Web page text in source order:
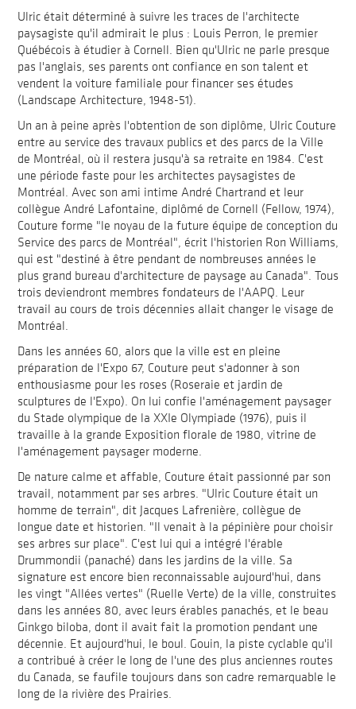
Ulric était déterminé à suivre les traces de l'architecte
paysagiste qu'il admirait le plus : Louis Perron, le premier
Québécois à étudier à Cornell. Bien qu'Ulric ne parle presque
pas l'anglais, ses parents ont confiance en son talent et
vendent la voiture familiale pour financer ses études
(Landscape Architecture, 1948-51).
Un an à peine après l'obtention de son diplôme, Ulric Couture
entre au service des travaux publics et des parcs de la Ville
de Montréal, où il restera jusqu'à sa retraite en 1984. C'est
une période faste pour les architectes paysagistes de
Montréal. Avec son ami intime André Chartrand et leur
collègue André Lafontaine, diplômé de Cornell (Fellow, 1974),
Couture forme "le noyau de la future équipe de conception du
Service des parcs de Montréal", écrit l'historien Ron Williams,
qui est "destiné à être pendant de nombreuses années le
plus grand bureau d'architecture de paysage au Canada". Tous
trois deviendront membres fondateurs de l'AAPQ. Leur
travail au cours de trois décennies allait changer le visage de
Montréal.
Dans les années 60, alors que la ville est en pleine
préparation de l'Expo 67, Couture peut s'adonner à son
enthousiasme pour les roses (Roseraie et jardin de
sculptures de l'Expo). On lui confie l'aménagement paysager
du Stade olympique de la XXIe Olympiade (1976), puis il
travaille à la grande Exposition florale de 1980, vitrine de
l'aménagement paysager moderne.
De nature calme et affable, Couture était passionné par son
travail, notamment par ses arbres. "Ulric Couture était un
homme de terrain", dit Jacques Lafrenière, collègue de
longue date et historien. "Il venait à la pépinière pour choisir
ses arbres sur place". C'est lui qui a intégré l'érable
Drummondii (panaché) dans les jardins de la ville. Sa
signature est encore bien reconnaissable aujourd'hui, dans
les vingt "Allées vertes" (Ruelle Verte) de la ville, construites
dans les années 80, avec leurs érables panachés, et le beau
Ginkgo biloba, dont il avait fait la promotion pendant une
décennie. Et aujourd'hui, le boul. Gouin, la piste cyclable qu'il
a contribué à créer le long de l'une des plus anciennes routes
du Canada, se faufile toujours dans son cadre remarquable le
long de la rivière des Prairies.